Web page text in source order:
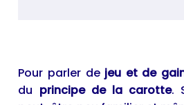
Pour parler de jeu et de
du principe de la carotte.